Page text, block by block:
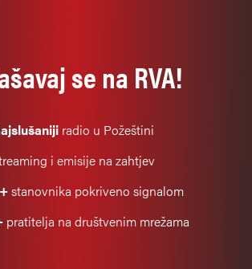
se na RVA!
radio u Požeštini
i emisije na zahtjev
stanovnika pokriveno signalom
pratitelja na društvenim mrežama